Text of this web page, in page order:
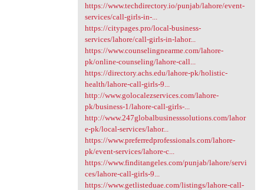
https://www.techdirectory.io/punjab/lahore/event-
services/call-girls-in-...
https://citypages.pro/local-business-
services/lahore/call-girls-in-lahor...
https://www.counselingnearme.com/lahore-
pk/online-counseling/lahore-call...
https://directory.achs.edu/lahore-pk/holistic-
health/lahore-call-girls-9...
http://www.golocalezservices.com/lahore-
pk/business-1/lahore-call-girls-...
http://www.247globalbusinesssolutions.com/lahor
e-pk/local-services/lahor...
https://www.preferredprofessionals.com/lahore-
pk/event-services/lahore-c...
https://www.finditangeles.com/punjab/lahore/servi
ces/lahore-call-girls-9...
https://www.getlisteduae.com/listings/lahore-call-